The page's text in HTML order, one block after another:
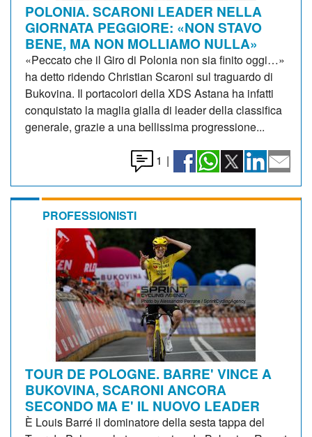
POLONIA. SCARONI LEADER NELLA
GIORNATA PEGGIORE: «NON STAVO
BENE, MA NON MOLLIAMO NULLA»
«Peccato che il Giro di Polonia non sia finito oggi…»
ha detto ridendo Christian Scaroni sul traguardo di
Bukovina. Il portacolori della XDS Astana ha infatti
conquistato la maglia gialla di leader della classifica
generale, grazie a una bellissima progressione...
1 |
PROFESSIONISTI
TOUR DE POLOGNE. BARRE' VINCE A
BUKOVINA, SCARONI ANCORA
SECONDO MA E' IL NUOVO LEADER
È Louis Barré il dominatore della sesta tappa del